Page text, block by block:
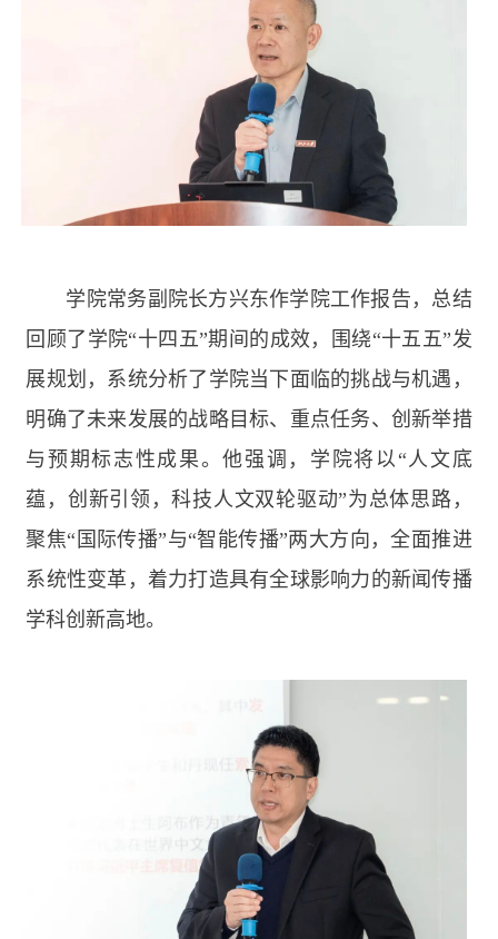
学院常务副院长方兴东作学院工作报告，总结
回顾了学院“十四五”期间的成效，围绕“十五五”发
展规划，系统分析了学院当下面临的挑战与机遇，
明确了未来发展的战略目标、重点任务、创新举措
与预期标志性成果。他强调，学院将以“人文底
蕴，创新引领，科技人文双轮驱动”为总体思路，
聚焦“国际传播”与“智能传播”两大方向，全面推进
系统性变革，着力打造具有全球影响力的新闻传播
学科创新高地。